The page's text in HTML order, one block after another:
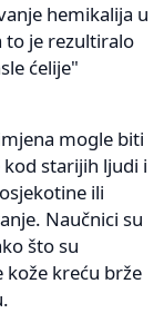
hemikalija u
to je rezultiralo
ćelije"
mogle biti
starijih ljudi i
ili
Naučnici su
što su
kreću brže